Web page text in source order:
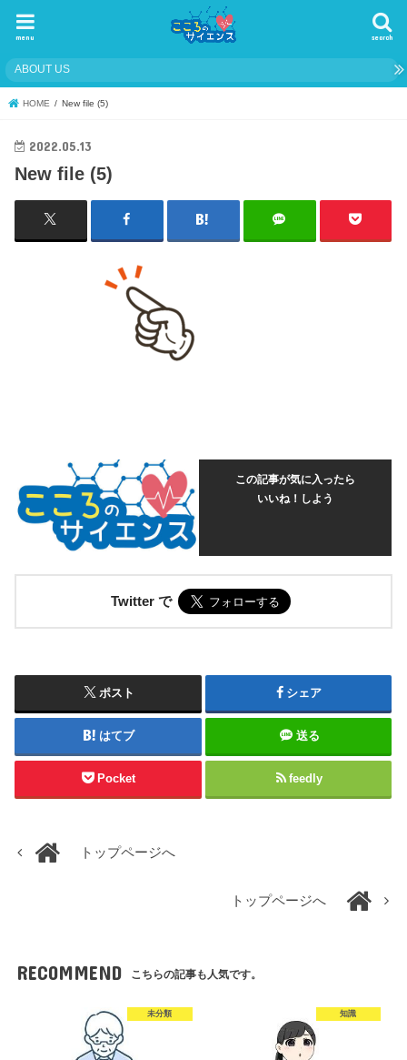
search
menu
ABOUT US
HOME New file (5)
2022.05.13
New file (5)
この記事が気に入ったら
いいね！しよう
Twitter で
ポスト シェア
はてブ 送る
Pocket feedly
トップページへ
トップページへ
RECOMMEND こちらの記事も人気です。
未分類 知識